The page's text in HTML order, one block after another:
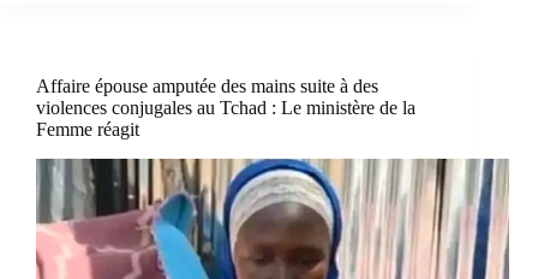
Affaire épouse amputée des mains suite à des
violences conjugales au Tchad : Le ministère de la
Femme réagit